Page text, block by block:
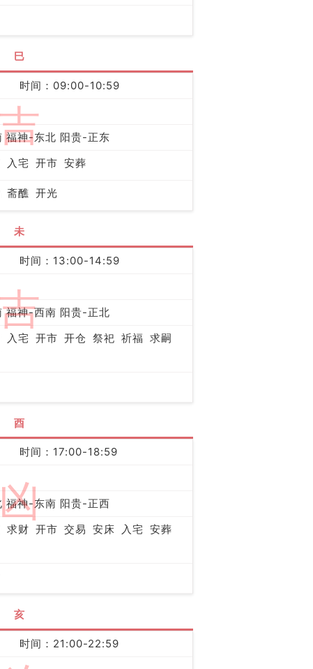
巳
时间：09:00-10:59
福神-东北 阳贵-正东
入宅 开市 安葬
斋醮 开光
未
时间：13:00-14:59
福神-西南 阳贵-正北
入宅 开市 开仓 祭祀 祈福 求嗣
酉
时间：17:00-18:59
福神-东南 阳贵-正西
求财 开市 交易 安床 入宅 安葬
亥
时间：21:00-22:59